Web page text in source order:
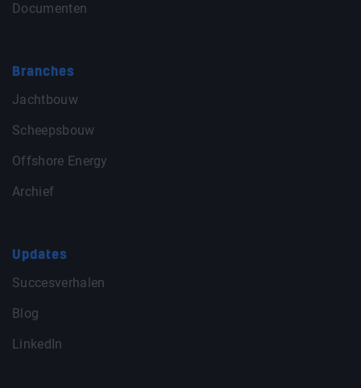
Documenten
Branches
Jachtbouw
Scheepsbouw
Offshore Energy
Archief
Updates
Succesverhalen
Blog
LinkedIn